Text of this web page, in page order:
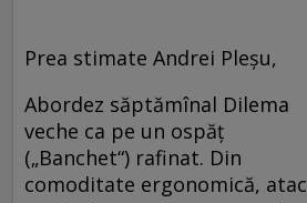
Prea stimate Andrei Pleşu,
Abordez săptămînal Dilema
veche ca pe un ospăţ
(„Banchet“) rafinat. Din
comoditate ergonomică, atac